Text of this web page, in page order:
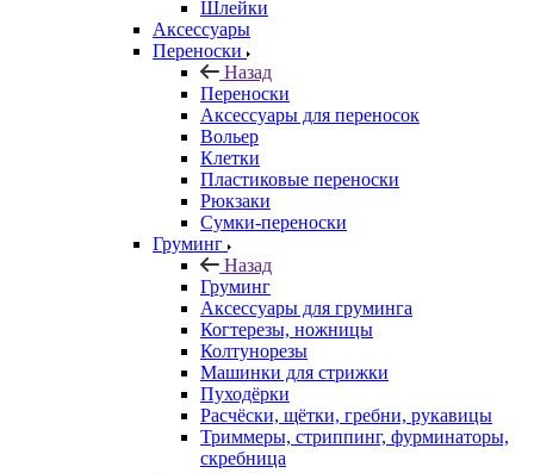
Шлейки
Аксессуары
Переноски
Назад
Переноски
Аксессуары для переносок
Вольер
Клетки
Пластиковые переноски
Рюкзаки
Сумки-переноски
Груминг
Назад
Груминг
Аксессуары для груминга
Когтерезы, ножницы
Колтунорезы
Машинки для стрижки
Пуходёрки
Расчёски, щётки, гребни, рукавицы
Триммеры, стриппинг, фурминаторы,
скребница